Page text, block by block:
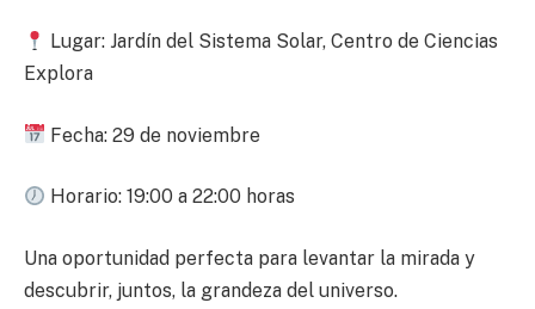
Lugar: Jardín del Sistema Solar, Centro de Ciencias
Explora
Fecha: 29 de noviembre
Horario: 19:00 a 22:00 horas
Una oportunidad perfecta para levantar la mirada y
descubrir, juntos, la grandeza del universo.